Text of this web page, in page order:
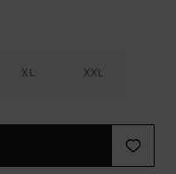
XL XXL